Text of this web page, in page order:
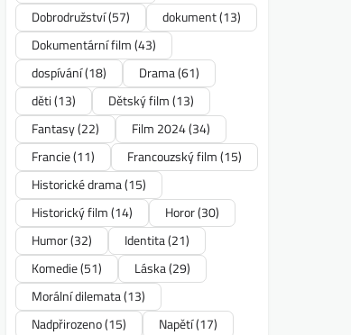
Dobrodružství(57) dokument(13)
Dokumentární film(43)
dospívání(18) Drama(61)
děti(13) Dětský film(13)
Fantasy(22) Film 2024(34)
Francie(11) Francouzský film(15)
Historické drama(15)
Historický film(14) Horor(30)
Humor(32) Identita(21)
Komedie(51) Láska(29)
Morální dilemata(13)
Nadpřirozeno(15) Napětí(17)